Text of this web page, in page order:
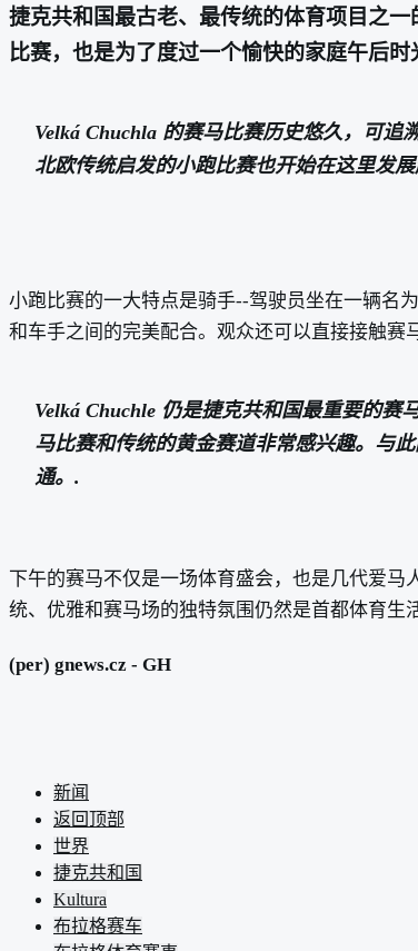
捷克共和国最古老、最传统的体育项目之
比赛，也是为了度过一个愉快的家庭午后时
Velká Chuchla 的赛马比赛历史悠久，可
北欧传统启发的小跑比赛也开始在这里发
小跑比赛的一大特点是骑手--驾驶员坐在一辆名
和车手之间的完美配合。观众还可以直接接触赛
Velká Chuchle 仍是捷克共和国最重要的
马比赛和传统的黄金赛道非常感兴趣。与
通。.
下午的赛马不仅是一场体育盛会，也是几代爱马
统、优雅和赛马场的独特氛围仍然是首都体育生
(per) gnews.cz - GH
新闻
返回顶部
世界
捷克共和国
Kultura
布拉格赛车